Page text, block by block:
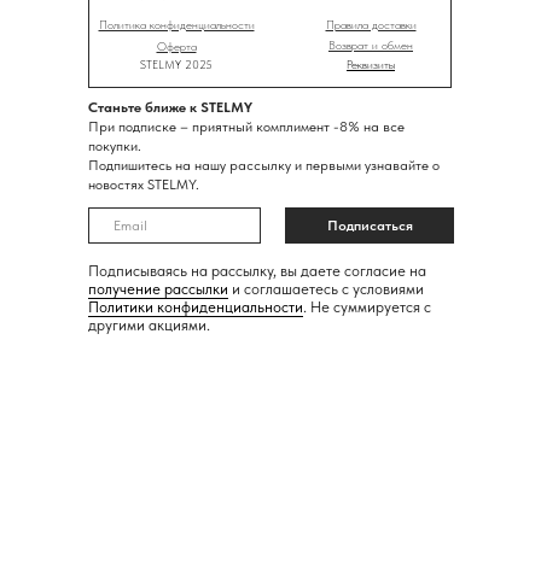
Оферта
Политика конфиденциальности
Правила доставки
Возврат и обмен
STELMY 2025 Реквизиты
Подписаться
Подписываясь на рассылку, вы даете согласие на
получение рассылки и соглашаетесь с условиями
Политики конфиденциальности. Не суммируется с
другими акциями.
Станьте ближе к STELMY
При подписке – приятный комплимент -8% на все
покупки.
Подпишитесь на нашу рассылку и первыми узнавайте о
новостях STELMY.